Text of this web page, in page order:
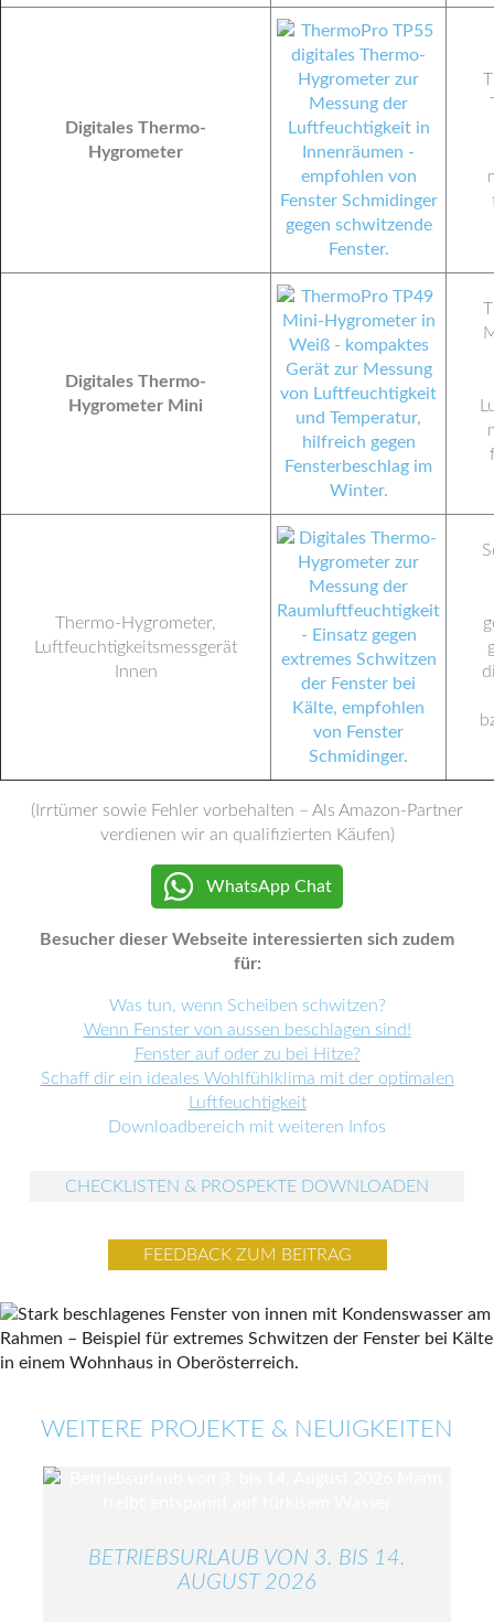
Digitales Thermo-
Hygrometer
Digitales Thermo-
Hygrometer Mini
Thermo-Hygrometer,
Luftfeuchtigkeitsmessgerät
Innen
(Irrtümer sowie Fehler vorbehalten – Als Amazon-Partner
verdienen wir an qualifizierten Käufen)
WhatsApp Chat
Besucher dieser Webseite interessierten sich zudem
für:
Was tun, wenn Scheiben schwitzen?
Wenn Fenster von aussen beschlagen sind!
Fenster auf oder zu bei Hitze?
Schaff dir ein ideales Wohlfühlklima mit der optimalen
Luftfeuchtigkeit
Downloadbereich mit weiteren Infos
CHECKLISTEN & PROSPEKTE DOWNLOADEN
FEEDBACK ZUM BEITRAG
WEITERE PROJEKTE & NEUIGKEITEN
BETRIEBSURLAUB VON 3. BIS 14.
AUGUST 2026